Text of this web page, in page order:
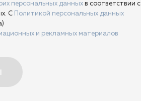
персональных данных в соответствии с
С
Политикой персональных данных
и рекламных материалов